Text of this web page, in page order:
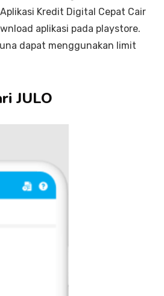
Kredit Digital Cepat Cair
aplikasi pada playstore.
dapat menggunakan limit
JULO